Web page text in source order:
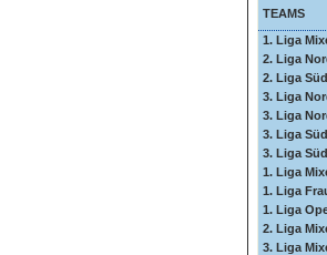
TEAMS
1. Liga
2. Liga
2. Liga
3. Liga
3. Liga
3. Liga
3. Liga
1. Liga
1. Liga
1. Liga
2. Liga
3. Liga